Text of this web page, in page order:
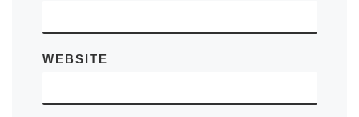
WEBSITE